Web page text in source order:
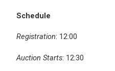
Schedule
Registration: 12:00
Auction Starts: 12:30